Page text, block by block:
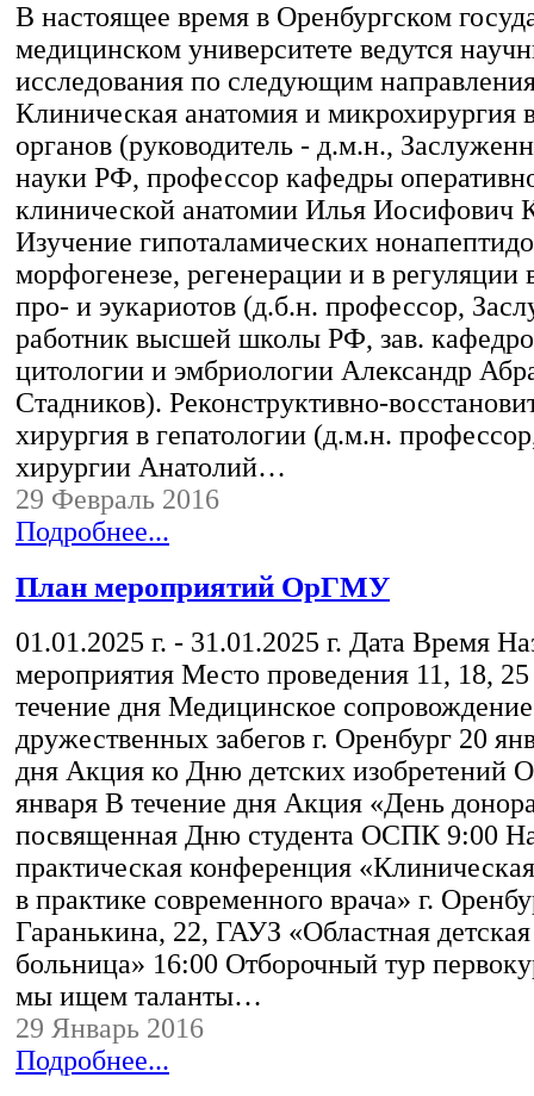
В настоящее время в Оренбургском
медицинском университете ведутся
исследования по следующим
Клиническая анатомия и микрохирургия
органов (руководитель - д.м.н.,
науки РФ, профессор кафедры
клинической анатомии Илья Иосифович
Изучение гипоталамических
морфогенезе, регенерации и в регуляции
про- и эукариотов (д.б.н. профессор,
работник высшей школы РФ, зав.
цитологии и эмбриологии Александр
Стадников). Реконструктивно-
хирургия в гепатологии (д.м.н.
хирургии Анатолий…
29 Февраль 2016
Подробнее...
План мероприятий ОрГМУ
01.01.2025 г. - 31.01.2025 г. Дата Время
мероприятия Место проведения 11, 18,
течение дня Медицинское сопровождение
дружественных забегов г. Оренбург 20
дня Акция ко Дню детских
января В течение дня Акция «День
посвященная Дню студента ОСПК 9:00
практическая конференция
в практике современного врача» г.
Гаранькина, 22, ГАУЗ «Областная
больница» 16:00 Отборочный тур
мы ищем таланты…
29 Январь 2016
Подробнее...